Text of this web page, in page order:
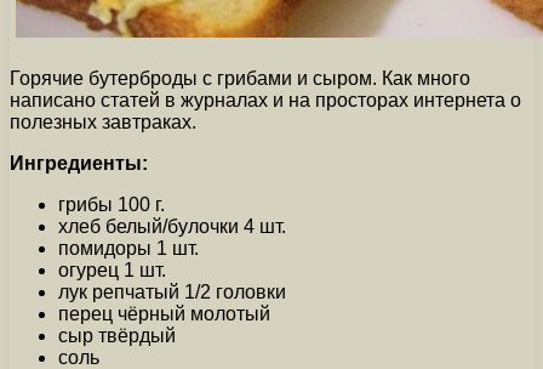
Горячие бутерброды с грибами и сыром. Как много
написано статей в журналах и на просторах интернета о
полезных завтраках.
Ингредиенты:
грибы 100 г.
хлеб белый/булочки 4 шт.
помидоры 1 шт.
огурец 1 шт.
лук репчатый 1/2 головки
перец чёрный молотый
сыр твёрдый
соль